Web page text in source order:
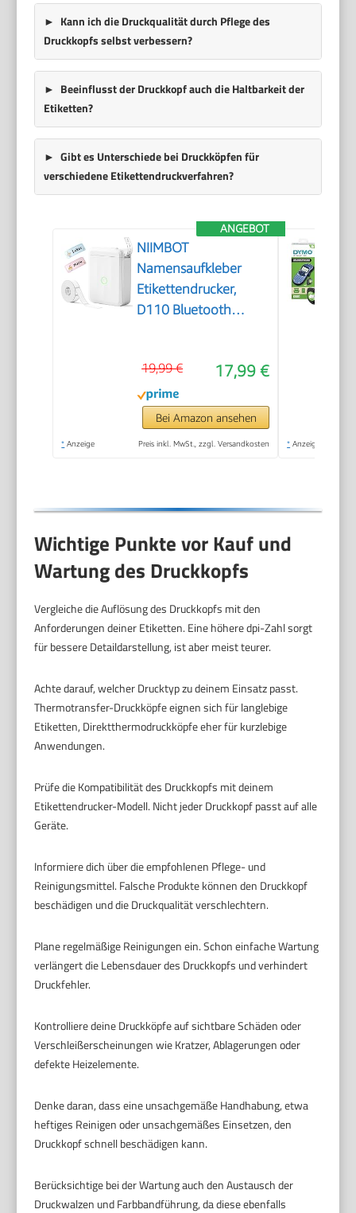
Kann ich die Druckqualität durch Pflege des
Druckkopfs selbst verbessern?
Beeinflusst der Druckkopf auch die Haltbarkeit der
Etiketten?
Gibt es Unterschiede bei Druckköpfen für
verschiedene Etikettendruckverfahren?
ANGEBOT
NIIMBOT
Namensaufkleber
Etikettendrucker,
D110 Bluetooth
17,99 €
19,99 €
Bei Amazon ansehen
* Anzeige Preis inkl. MwSt., zzgl. Versandkosten * Anzeige
Wichtige Punkte vor Kauf und
Wartung des Druckkopfs
Vergleiche die Auflösung des Druckkopfs mit den
Anforderungen deiner Etiketten. Eine höhere dpi-Zahl sorgt
für bessere Detaildarstellung, ist aber meist teurer.
Achte darauf, welcher Drucktyp zu deinem Einsatz passt.
Thermotransfer-Druckköpfe eignen sich für langlebige
Etiketten, Direktthermodruckköpfe eher für kurzlebige
Anwendungen.
Prüfe die Kompatibilität des Druckkopfs mit deinem
Etikettendrucker-Modell. Nicht jeder Druckkopf passt auf alle
Geräte.
Informiere dich über die empfohlenen Pflege- und
Reinigungsmittel. Falsche Produkte können den Druckkopf
beschädigen und die Druckqualität verschlechtern.
Plane regelmäßige Reinigungen ein. Schon einfache Wartung
verlängert die Lebensdauer des Druckkopfs und verhindert
Druckfehler.
Kontrolliere deine Druckköpfe auf sichtbare Schäden oder
Verschleißerscheinungen wie Kratzer, Ablagerungen oder
defekte Heizelemente.
Denke daran, dass eine unsachgemäße Handhabung, etwa
heftiges Reinigen oder unsachgemäßes Einsetzen, den
Druckkopf schnell beschädigen kann.
Berücksichtige bei der Wartung auch den Austausch der
Druckwalzen und Farbbandführung, da diese ebenfalls